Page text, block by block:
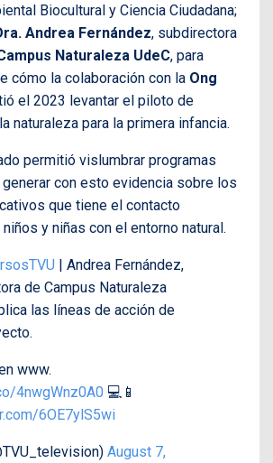
Biocultural y Ciencia Ciudadana;
Andrea Fernández, subdirectora
Naturaleza UdeC, para
cómo la colaboración con la Ong
el 2023 levantar el piloto de
naturaleza para la primera infancia.
permitió vislumbrar programas
con esto evidencia sobre los
que tiene el contacto
y niñas con el entorno natural.
| Andrea Fernández,
de Campus Naturaleza
las líneas de acción de
www.
4nwgWnz0A0 💻📱
6OE7ylS5wi
August 7,